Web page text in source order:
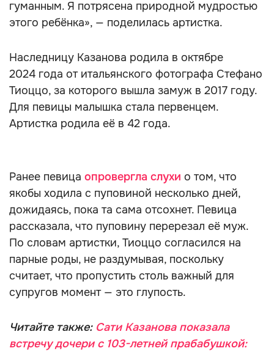
гуманным. Я потрясена природной мудростью
этого ребёнка», — поделилась артистка.
Наследницу Казанова родила в октябре
2024 года от итальянского фотографа Стефано
Тиоццо, за которого вышла замуж в 2017 году.
Для певицы малышка стала первенцем.
Артистка родила её в 42 года.
Ранее певица опровергла слухи о том, что
якобы ходила с пуповиной несколько дней,
дожидаясь, пока та сама отсохнет. Певица
рассказала, что пуповину перерезал её муж.
По словам артистки, Тиоццо согласился на
парные роды, не раздумывая, поскольку
считает, что пропустить столь важный для
супругов момент — это глупость.
Читайте также: Сати Казанова показала
встречу дочери с 103-летней прабабушкой: